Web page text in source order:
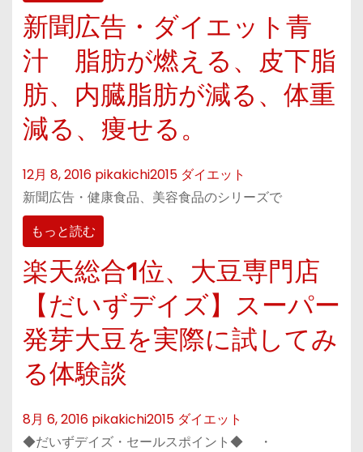
新聞広告・ダイエット青
汁 脂肪が燃える、皮下脂
肪、内臓脂肪が減る、体重
減る、痩せる。
12月 8, 2016 pikakichi2015 ダイエット
新聞広告・健康食品、美容食品のシリーズで
もっと読む
楽天総合1位、大豆専門店
【だいずデイズ】スーパー
発芽大豆を実際に試してみ
る体験談
8月 6, 2016 pikakichi2015 ダイエット
◆だいずデイズ・セールスポイント◆ ・